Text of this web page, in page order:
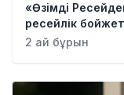
«Өзімді
ресейлік
2 ай бұрын